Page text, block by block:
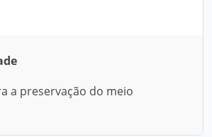
a preservação do meio